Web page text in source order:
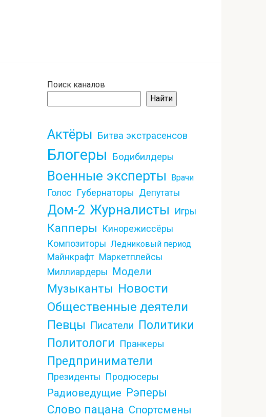
Поиск каналов
Найти
Актёры Битва экстрасенсов
Блогеры Бодибилдеры
Военные эксперты Врачи
Голос Губернаторы Депутаты
Дом-2 Журналисты Игры
Капперы
Кинорежиссёры
Композиторы Ледниковый период
Майнкрафт Маркетплейсы
Миллиардеры Модели
Музыканты Новости
Общественные деятели
Певцы Писатели Политики
Политологи Пранкеры
Предприниматели
Президенты Продюсеры
Радиоведущие Рэперы
Слово пацана Спортсмены